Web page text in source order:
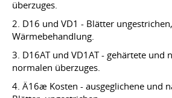
überzuges.
2. D16 und VD1 - Blätter
Wärmebehandlung.
3. D16AT und VD1AT - gehärtete und
normalen überzuges.
4. Ä16æ Kosten - ausgeglichene und